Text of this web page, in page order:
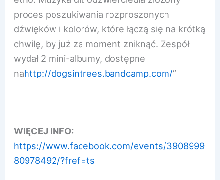
proces poszukiwania rozproszonych
dźwięków i kolorów, które łączą się na krótką
chwilę, by już za moment zniknąć. Zespół
wydał 2 mini-albumy, dostępne
nahttp://dogsintrees.bandcamp.com/”
WIĘCEJ INFO:
https://www.facebook.com/events/3908999
80978492/?fref=ts